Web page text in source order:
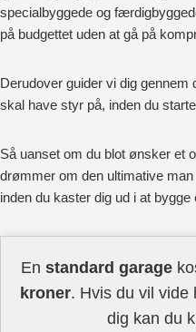
specialbyggede og
på budgettet uden at gå på
Derudover guider vi dig gennem
skal have styr på, inden du
Så uanset om du blot ønsker et
drømmer om den ultimative
inden du kaster dig ud i at bygge
En standard garage
kroner. Hvis du vil
dig kan du